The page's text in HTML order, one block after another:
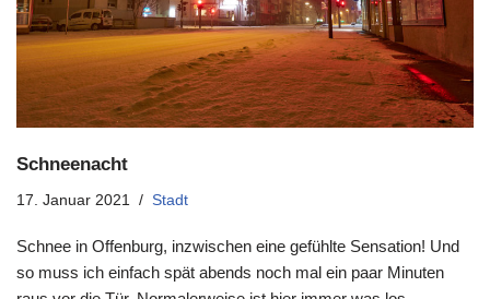
Schneenacht
17. Januar 2021 Stadt
Schnee in Offenburg, inzwischen eine gefühlte Sensation! Und
so muss ich einfach spät abends noch mal ein paar Minuten